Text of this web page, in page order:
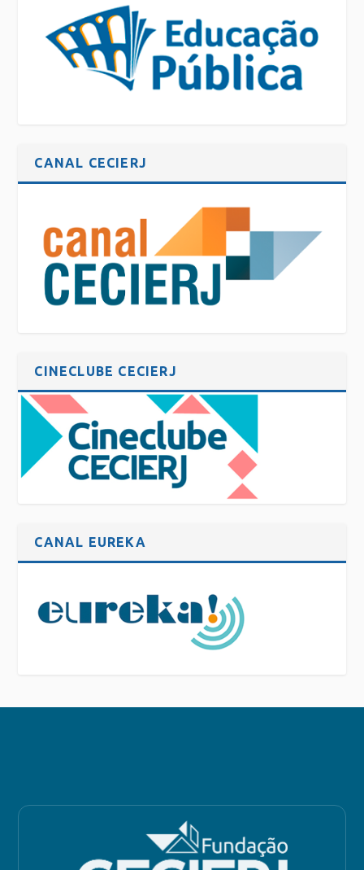
CANAL CECIERJ
CINECLUBE CECIERJ
CANAL EUREKA